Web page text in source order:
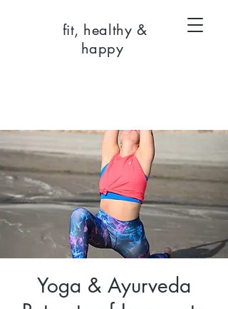
fit, healthy &
happy
Yoga & Ayurveda